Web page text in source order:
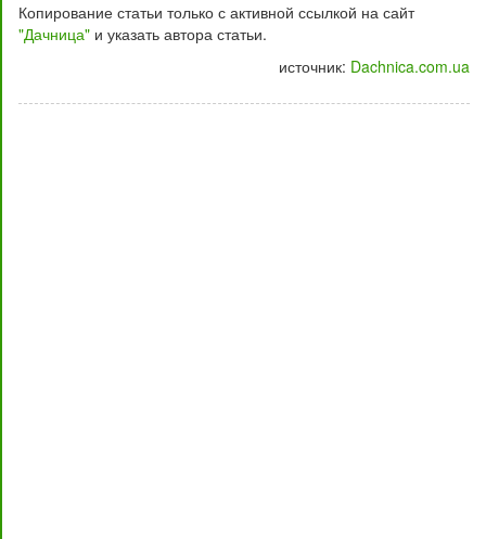
Копирование статьи только с активной ссылкой на сайт
"Дачница" и указать автора статьи.
источник: Dachnica.com.ua